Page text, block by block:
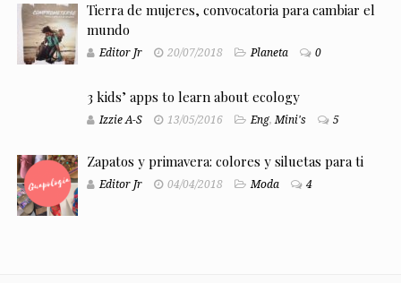
Tierra de mujeres, convocatoria para cambiar el
mundo
Editor Jr 20/07/2018 Planeta 0
3 kids’ apps to learn about ecology
Izzie A-S 13/05/2016 Eng,Mini's 5
Zapatos y primavera: colores y siluetas para ti
Editor Jr 04/04/2018 Moda 4